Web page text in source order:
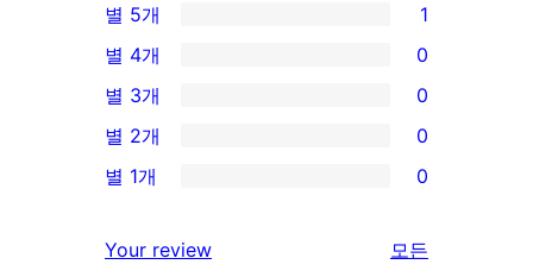
1/5-
별
점
후
기
별 5개 1
0/4-
별
점
후
별 4개 0
0/3-
별
점
기
별 3개 0
0/2-
별
후
별 2개 0
0/1-
점
별 1개 0
Your review 모든